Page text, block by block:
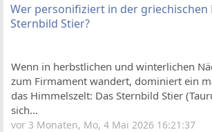
Wer personifiziert in der griechischen
Sternbild Stier?
Wenn in herbstlichen und winterlichen
zum Firmament wandert, dominiert ein
das Himmelszelt: Das Sternbild Stier
sich...
vor 3 Monaten, Mo, 4 Mai 2026 16:21:37